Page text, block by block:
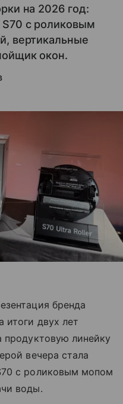
на 2026 год:
с роликовым
вертикальные
окон.
бренда
итоги двух лет
продуктовую линейку
вечера стала
с роликовым мопом
воды.